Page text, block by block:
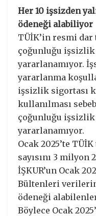
Her 10 işsizden
ödeneği alabiliyor
TÜİK’in resmi
çoğunluğu işsizlik
yararlanamıyor.
yararlanma
işsizlik sigortası
kullanılması
çoğunluğu işsizlik
yararlanamıyor.
Ocak 2025’te
sayısını 3 milyon
İŞKUR’un Ocak
Bültenleri
ödeneği
Böylece Ocak